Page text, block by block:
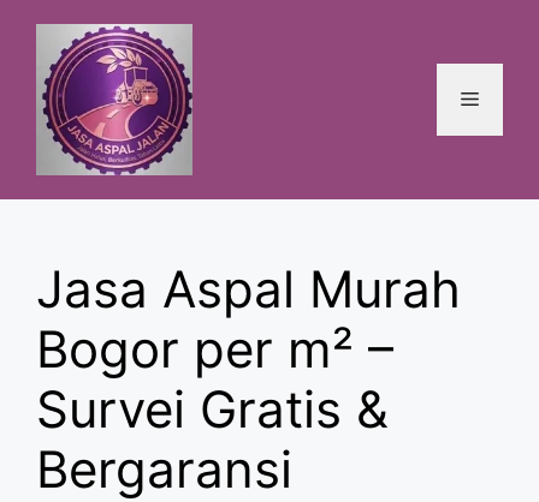
Menu
Jasa Aspal Murah
Bogor per m² –
Survei Gratis &
Bergaransi